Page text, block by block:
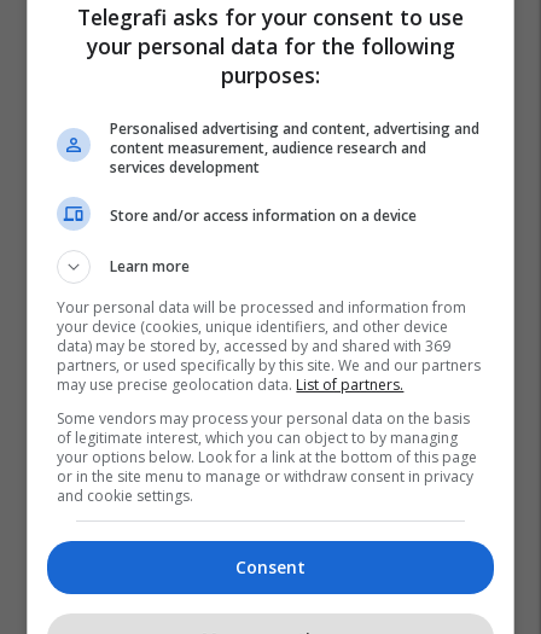
Transferimet
Ilkay Gundogan
Telegrafi asks for your consent to use
your personal data for the following
purposes:
Personalised advertising and content, advertising and
content measurement, audience research and
services development
Store and/or access information on a device
Learn more
Your personal data will be processed and information from
your device (cookies, unique identifiers, and other device
data) may be stored by, accessed by and shared with 369
partners, or used specifically by this site. We and our partners
may use precise geolocation data. List of partners.
Some vendors may process your personal data on the basis
of legitimate interest, which you can object to by managing
your options below. Look for a link at the bottom of this page
or in the site menu to manage or withdraw consent in privacy
and cookie settings.
Consent